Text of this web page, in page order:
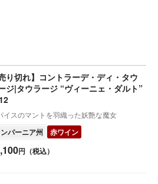
売り切れ】コントラーデ・ディ・タウ
ジ|タウラージ “ヴィーニェ・ダルト”
イスのマントを羽織った妖艶な魔女
パーニア州 赤ワイン
円（税込）